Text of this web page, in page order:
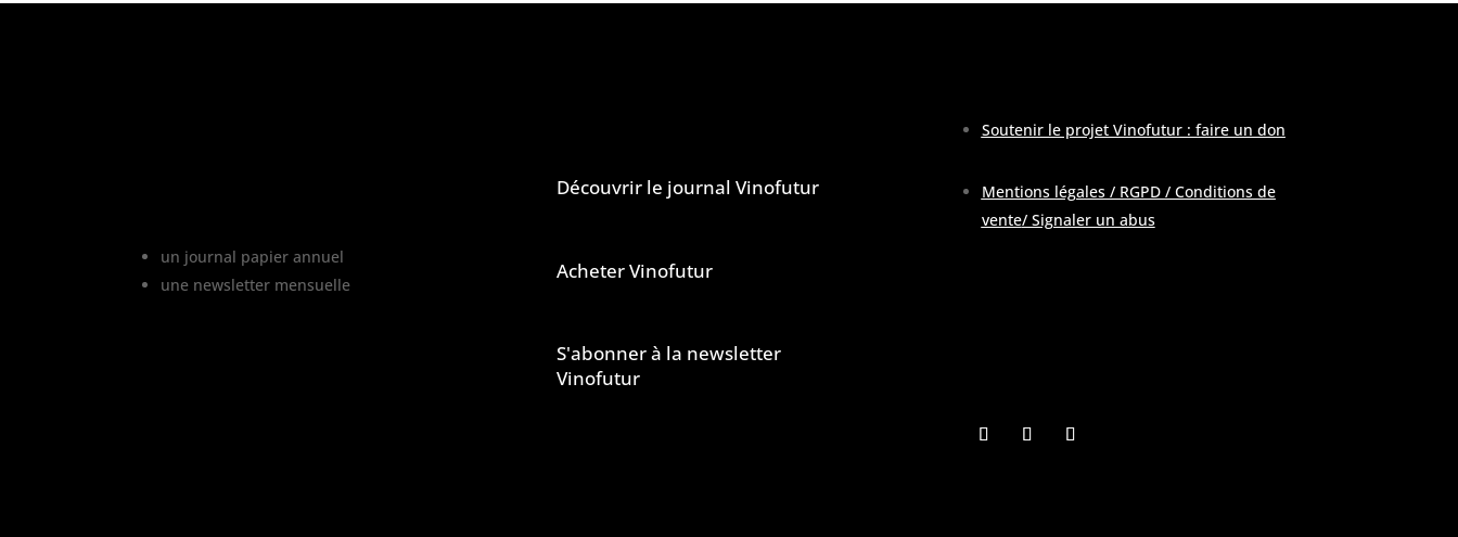
un journal papier annuel
une newsletter mensuelle
Découvrir le journal Vinofutur
Acheter Vinofutur
S'abonner à la newsletter
Vinofutur
Soutenir le projet Vinofutur : faire un don
Mentions légales / RGPD / Conditions de
vente/ Signaler un abus